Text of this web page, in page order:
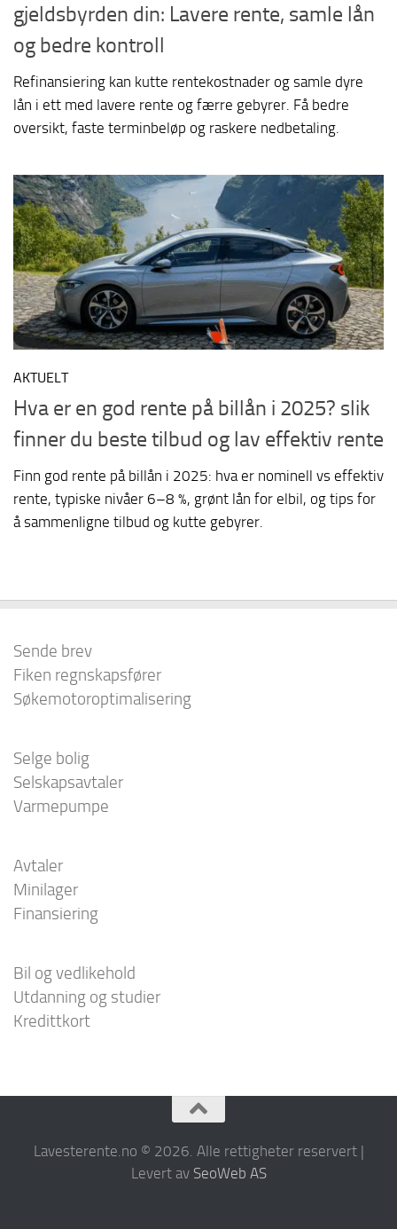
gjeldsbyrden din: Lavere rente, samle lån
og bedre kontroll
Refinansiering kan kutte rentekostnader og samle dyre
lån i ett med lavere rente og færre gebyrer. Få bedre
oversikt, faste terminbeløp og raskere nedbetaling.
AKTUELT
Hva er en god rente på billån i 2025? slik
finner du beste tilbud og lav effektiv rente
Finn god rente på billån i 2025: hva er nominell vs effektiv
rente, typiske nivåer 6–8 %, grønt lån for elbil, og tips for
å sammenligne tilbud og kutte gebyrer.
Sende brev
Fiken regnskapsfører
Søkemotoroptimalisering
Selge bolig
Selskapsavtaler
Varmepumpe
Avtaler
Minilager
Finansiering
Bil og vedlikehold
Utdanning og studier
Kredittkort
Lavesterente.no © 2026. Alle rettigheter reservert |
Levert av SeoWeb AS